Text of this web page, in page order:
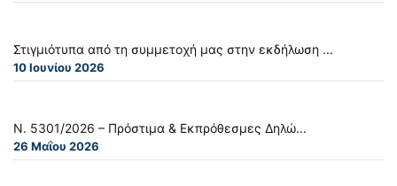
Στιγμιότυπα από τη συμμετοχή μας στην εκδήλωση ...
10 Ιουνίου 2026
Ν. 5301/2026 – Πρόστιμα & Εκπρόθεσμες Δηλώ...
26 Μαΐου 2026